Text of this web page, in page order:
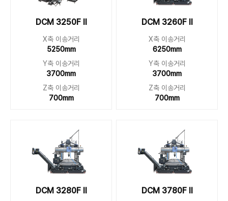
DCM 3250F II
X축 이송거리
5250mm
Y축 이송거리
3700mm
Z축 이송거리
700mm
DCM 3260F II
X축 이송거리
6250mm
Y축 이송거리
3700mm
Z축 이송거리
700mm
DCM 3280F II DCM 3780F II